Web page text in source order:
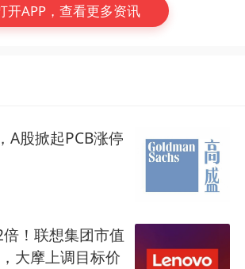
开APP，查看更多资讯
A股掀起PCB涨停
！联想集团市值
大摩上调目标价